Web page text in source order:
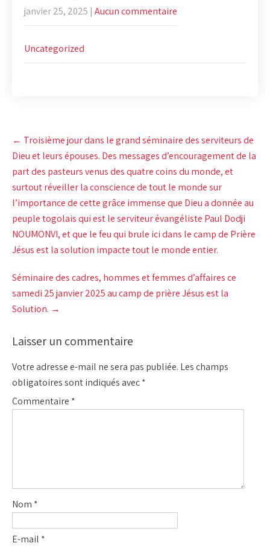
janvier 25, 2025 | Aucun commentaire
Uncategorized
Post
navigation
← Troisième jour dans le grand séminaire des serviteurs de
Dieu et leurs épouses. Des messages d’encouragement de la
part des pasteurs venus des quatre coins du monde, et
surtout réveiller la conscience de tout le monde sur
l’importance de cette grâce immense que Dieu a donnée au
peuple togolais qui est le serviteur évangéliste Paul Dodji
NOUMONVI, et que le feu qui brule ici dans le camp de Prière
Jésus est la solution impacte tout le monde entier.
Séminaire des cadres, hommes et femmes d’affaires ce
samedi 25 janvier 2025 au camp de prière Jésus est la
Solution. →
Laisser un commentaire
Votre adresse e-mail ne sera pas publiée. Les champs
obligatoires sont indiqués avec*
Commentaire *
Nom *
E-mail *